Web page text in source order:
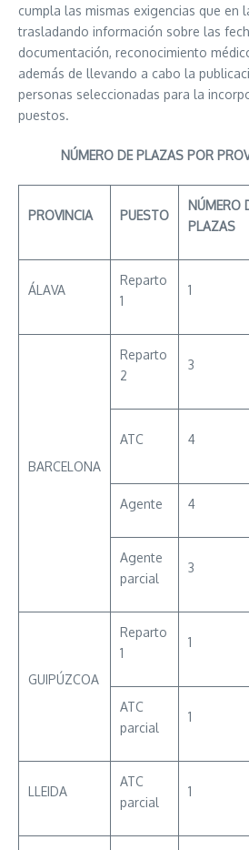
cumpla las mismas exigencias que en
trasladando información sobre las
documentación, reconocimiento
además de llevando a cabo la
personas seleccionadas para la
puestos.
NÚMERO DE PLAZAS POR
PROVINCIA PUESTO
NÚMERO
PLAZAS
ÁLAVA
Reparto
1
1
BARCELONA
Reparto
2
3
ATC 4
Agente 4
Agente
parcial
3
GUIPÚZCOA
Reparto
1
1
ATC
parcial
1
LLEIDA
ATC
parcial
1